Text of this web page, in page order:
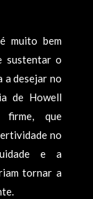
é muito bem
sustentar o
a desejar no
de Howell
firme, que
no
e a
tornar a